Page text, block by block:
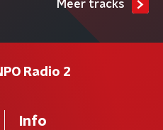
Meer tracks
Radio 2
Info